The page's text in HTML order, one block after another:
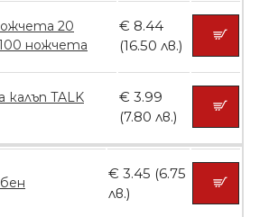
БЕЗПЛАТНО
Контейнери за сваляне на гел лак 5
броя
€ 8.44
(16.50 лв.)
€ 3.99
(7.80 лв.)
€ 3.45 (6.75
лв.)